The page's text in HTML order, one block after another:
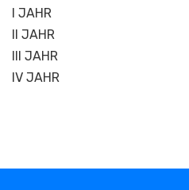
I JAHR
II JAHR
III JAHR
IV JAHR